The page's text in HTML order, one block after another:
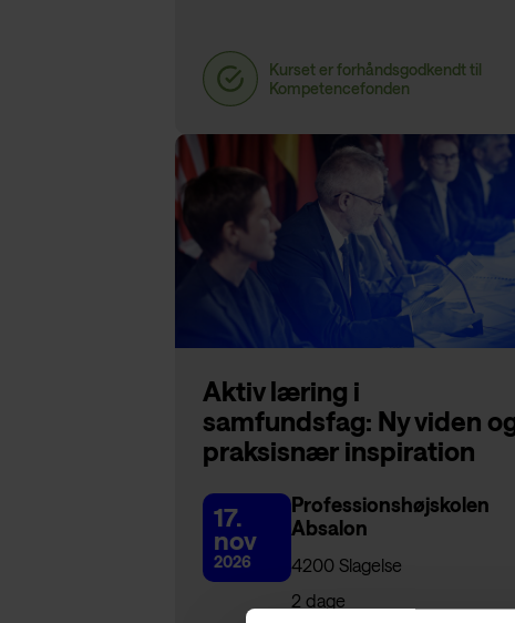
Aktiv læring i
samfundsfag: Ny viden
praksisnær inspiration
17.
nov
2026
Professionshøjskolen
Absalon
4200 Slagelse
2 dage